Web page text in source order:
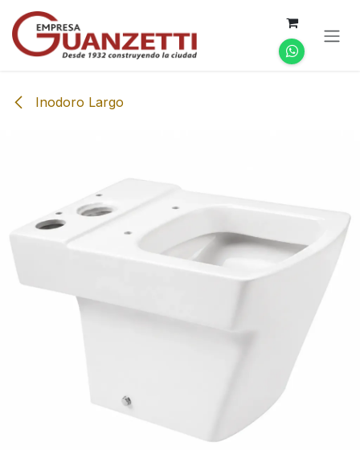
Ir al contenido
Inodoro Largo